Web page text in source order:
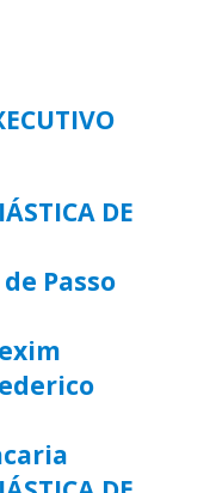
DE
Passo